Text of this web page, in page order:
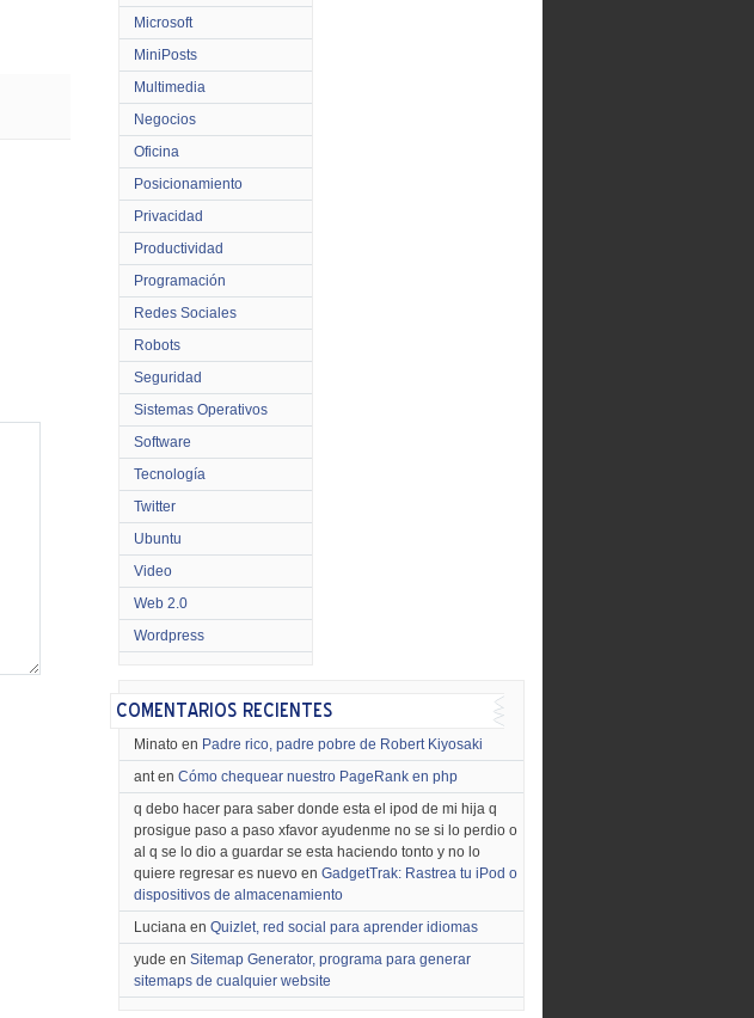
Microsoft
MiniPosts
Multimedia
Negocios
Oficina
Posicionamiento
Privacidad
Productividad
Programación
Redes Sociales
Robots
Seguridad
Sistemas Operativos
Software
Tecnología
Twitter
Ubuntu
Video
Web 2.0
Wordpress
Minato en Padre rico, padre pobre de Robert Kiyosaki
ant en Cómo chequear nuestro PageRank en php
q debo hacer para saber donde esta el ipod de mi hija q
prosigue paso a paso xfavor ayudenme no se si lo perdio o
al q se lo dio a guardar se esta haciendo tonto y no lo
quiere regresar es nuevo en GadgetTrak: Rastrea tu iPod o
dispositivos de almacenamiento
Luciana en Quizlet, red social para aprender idiomas
yude en Sitemap Generator, programa para generar
sitemaps de cualquier website